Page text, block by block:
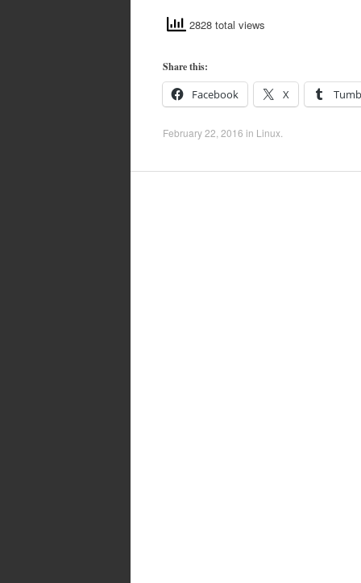
2828 total views
Share this:
Facebook X
February 22, 2016 in Linux